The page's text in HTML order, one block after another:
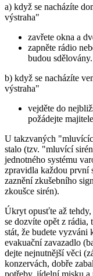
a) když se nacházíte
výstraha"
zavřete okna a
zapněte rádio
budou sdělovány.
b) když se nacházíte
výstraha"
vejděte do
požádejte
U takzvaných
stalo (tzv. "mluvící
jednotného systému
zpravidla každou první
zaznění zkušebního
zkoušce sirén).
Úkryt opusťte až
se dozvíte opět z rádia,
stát, že budete vyzváni
evakuační zavazadlo
dejte nejnutnější věci
konzervách, dobře
potřeby, jídelní misku a